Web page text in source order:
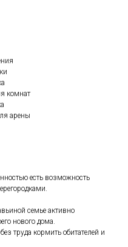
комнат
арены
есть возможность
семье активно
нового дома.
труда кормить обитателей и